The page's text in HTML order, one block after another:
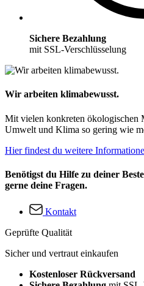
Sichere Bezahlung
mit SSL-Verschlüsselung
Wir arbeiten klimabewusst.
Mit vielen konkreten ökologischen
Umwelt und Klima so gering wie
Hier findest du weitere
Benötigst du Hilfe zu deiner
gerne deine Fragen.
Kontakt
Geprüfte Qualität
Sicher und vertraut einkaufen
Kostenloser Rückversand